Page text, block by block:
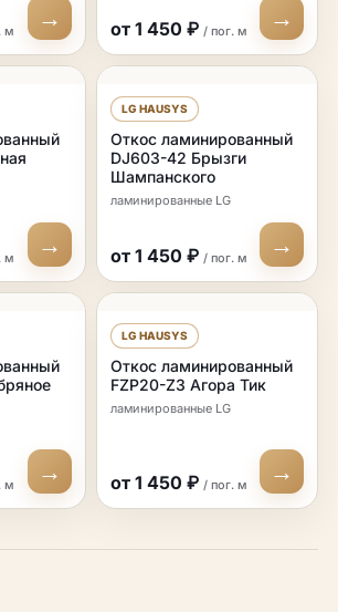
м → от 1 450 ₽ / пог. м →
м →
LG HAUSYS
Откос ламинированный
DJ603-42 Брызги
Шампанского
ламинированные LG
от 1 450 ₽ / пог. м →
м →
LG HAUSYS
Откос ламинированный
FZP20-Z3 Агора Тик
ламинированные LG
от 1 450 ₽ / пог. м →